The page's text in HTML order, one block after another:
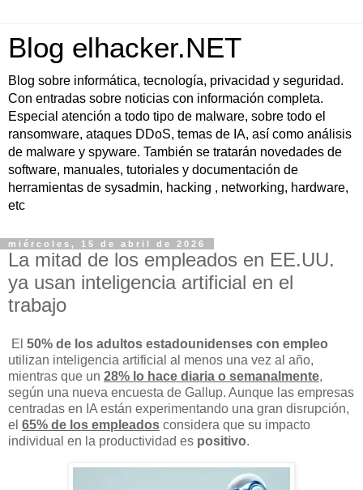
Blog elhacker.NET
Blog sobre informática, tecnología, privacidad y seguridad.
Con entradas sobre noticias con información completa.
Especial atención a todo tipo de malware, sobre todo el
ransomware, ataques DDoS, temas de IA, así como análisis
de malware y spyware. También se tratarán novedades de
software, manuales, tutoriales y documentación de
herramientas de sysadmin, hacking , networking, hardware,
etc
miércoles, 15 de abril de 2026
La mitad de los empleados en EE.UU.
ya usan inteligencia artificial en el
trabajo
El 50% de los adultos estadounidenses con empleo
utilizan inteligencia artificial al menos una vez al año,
mientras que un 28% lo hace diaria o semanalmente,
según una nueva encuesta de Gallup. Aunque las empresas
centradas en IA están experimentando una gran disrupción,
el 65% de los empleados considera que su impacto
individual en la productividad es positivo.